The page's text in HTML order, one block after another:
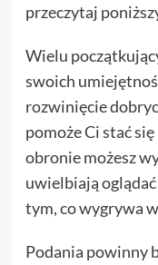
przeczytaj
Wielu
swoich
rozwinięcie
pomoże Ci stać
obronie możesz
uwielbiają
tym, co wygrywa
Podania powinny